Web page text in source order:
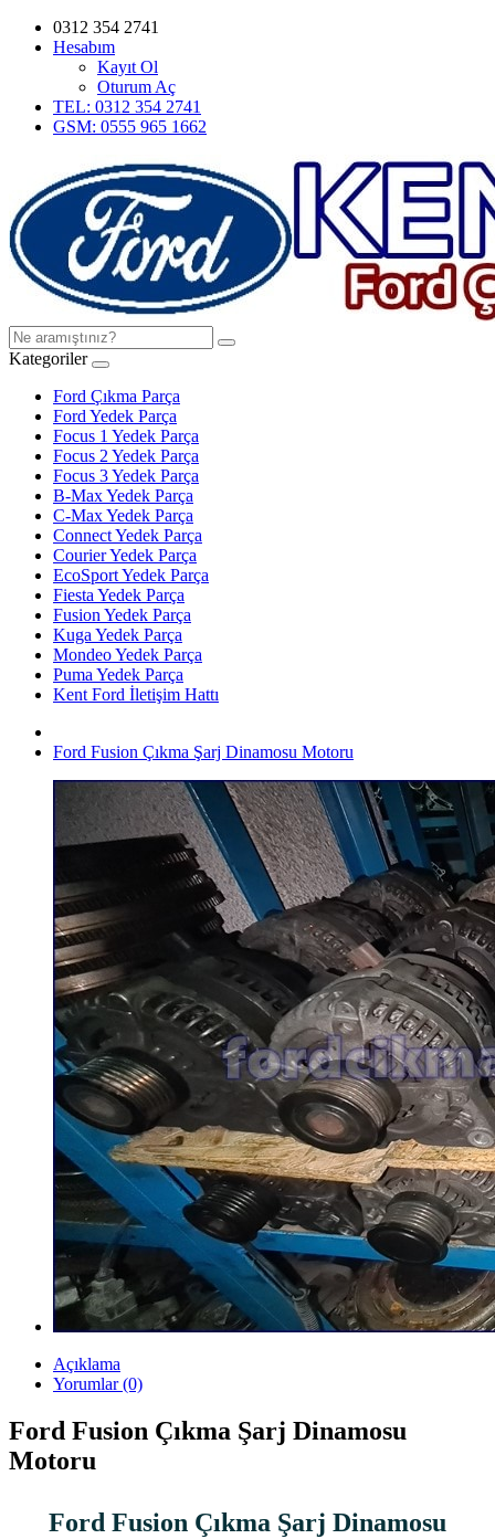
0312 354 2741
Hesabım
Kayıt Ol
Oturum Aç
TEL: 0312 354 2741
GSM: 0555 965 1662
Kategoriler
Ford Çıkma Parça
Ford Yedek Parça
Focus 1 Yedek Parça
Focus 2 Yedek Parça
Focus 3 Yedek Parça
B-Max Yedek Parça
C-Max Yedek Parça
Connect Yedek Parça
Courier Yedek Parça
EcoSport Yedek Parça
Fiesta Yedek Parça
Fusion Yedek Parça
Kuga Yedek Parça
Mondeo Yedek Parça
Puma Yedek Parça
Kent Ford İletişim Hattı
Ford Fusion Çıkma Şarj Dinamosu Motoru
Açıklama
Yorumlar (0)
Ford Fusion Çıkma Şarj Dinamosu
Motoru
Ford Fusion Çıkma Şarj Dinamosu